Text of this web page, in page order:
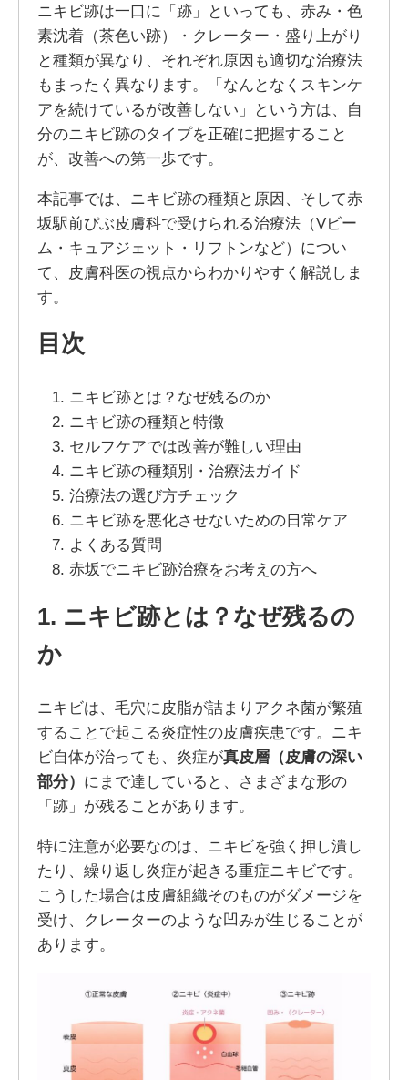
ニキビ跡は一口に「跡」といっても、赤み・色
素沈着（茶色い跡）・クレーター・盛り上がり
と種類が異なり、それぞれ原因も適切な治療法
もまったく異なります。「なんとなくスキンケ
アを続けているが改善しない」という方は、自
分のニキビ跡のタイプを正確に把握すること
が、改善への第一歩です。
本記事では、ニキビ跡の種類と原因、そして赤
坂駅前ぴぶ皮膚科で受けられる治療法（Vビー
ム・キュアジェット・リフトンなど）につい
て、皮膚科医の視点からわかりやすく解説しま
す。
目次
ニキビ跡とは？なぜ残るのか
ニキビ跡の種類と特徴
セルフケアでは改善が難しい理由
ニキビ跡の種類別・治療法ガイド
治療法の選び方チェック
ニキビ跡を悪化させないための日常ケア
よくある質問
赤坂でニキビ跡治療をお考えの方へ
1. ニキビ跡とは？なぜ残るの
か
ニキビは、毛穴に皮脂が詰まりアクネ菌が繁殖
することで起こる炎症性の皮膚疾患です。ニキ
ビ自体が治っても、炎症が真皮層（皮膚の深い
部分） にまで達していると、さまざまな形の
「跡」が残ることがあります。
特に注意が必要なのは、ニキビを強く押し潰し
たり、繰り返し炎症が起きる重症ニキビです。
こうした場合は皮膚組織そのものがダメージを
受け、クレーターのような凹みが生じることが
あります。